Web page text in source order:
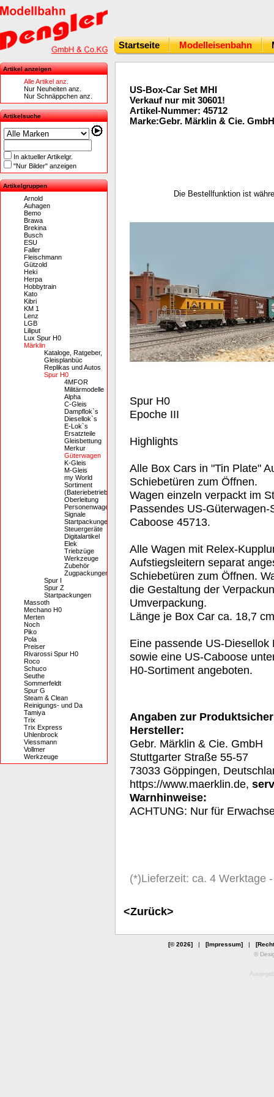
Startseite Modelleisenbahn
Artikel anzeigen
Alle Artikel anz.
Nur Neuheiten anz.
Nur Schnäppchen anz.
Artikelsuche
In aktueller Artikelgr.
"Nur Bilder" anzeigen
Artikelgruppen
Arnold
Auhagen
Bemo
Brawa
Brekina
Busch
ESU
Faller
Fleischmann
Gützold
Heki
Herpa
Hobbytrain
Kato
Kibri
KM 1
Lenz
LGB
Liliput
Lux Spur H0
Märklin
Kataloge, Ratgeber,
Gleisplanbüc
Replikas und Autos
Spur H0
4MFOR
Militärmodelle
Alpha
C-Gleis
Dampflok`s
Diesellok`s
E-Lok`s
Ersatzteile
Gleisbettung
Merkur
Güterwagen
K-Gleis
M-Gleis
my World
Sortiment
(Bateriebetrieb)
Oberleitung
Personenwagen
Signale
Startpackungen
Steuergeräte
Digitalartikel
Elek
Triebzüge
Werkzeuge
Zubehör
Zugpackungen
Spur I
Spur Z
Startpackungen
Massoth
Mechano H0
Merten
Noch
Piko
Pola
Preiser
Rivarossi Spur H0
Roco
Schuco
Seuthe
Sommerfeldt
Spur G
Steam & Clean
Reinigungs- und Da
Tamiya
Trix
Trix Express
Uhlenbrock
Viessmann
Vollmer
Werkzeuge
US-Box-Car Set MHI
Verkauf nur mit 30601!
Artikel-Nummer: 45712
Marke:Gebr. Märklin & Cie. GmbH
Die Bestellfunktion ist
Spur H0
Epoche III
Highlights
Alle Box Cars in "Tin Plate"
Schiebetüren zum Öffnen.
Wagen einzeln verpackt im
Passendes US-
Caboose 45713.
Alle Wagen mit Relex-
Aufstiegsleitern separat
Schiebetüren zum Öffnen.
die Gestaltung der
Umverpackung.
Länge je Box Car ca. 18,7
Eine passende US-
sowie eine US-Caboose
H0-Sortiment angeboten.
Angaben zur
Hersteller:
Gebr. Märklin & Cie. GmbH
Stuttgarter Straße 55-57
73033 Göppingen,
https://www.maerklin.de,
Warnhinweise:
ACHTUNG: Nur für
(*)Lieferzeit: ca. 4 Werktage
<Zurück>
[© 2026]| [Impressum]|
©